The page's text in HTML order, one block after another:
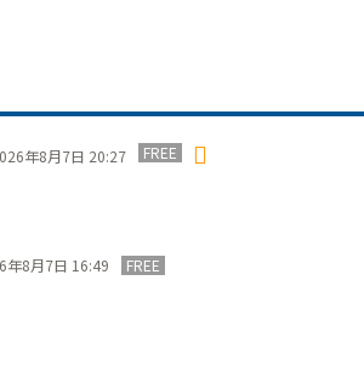
年8月7日 20:27 FREE
年8月7日 16:49 FREE